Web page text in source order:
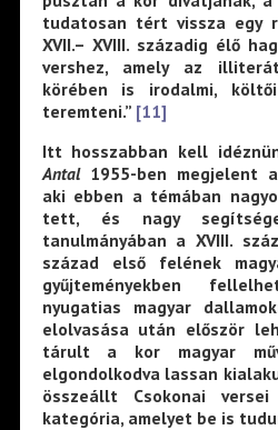
tudatosan tért vissza egy
XVII.– XVIII. századig élő
vershez, amely az
körében is irodalmi,
teremteni.” [11]
Itt hosszabban kell
Antal1955-ben megjelent
aki ebben a témában
tett, és nagy
tanulmányában a XVIII.
század első felének
gyűjteményekben
nyugatias magyar
elolvasása után először
tárult a kor magyar
elgondolkodva lassan
összeállt Csokonai
kategória, amelyet be is